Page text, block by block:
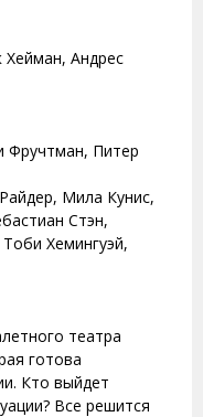
Андрес
Фручтман, Питер
Мила Кунис,
Стэн,
Хемингуэй,
театра
готова
Кто выйдет
Все решится